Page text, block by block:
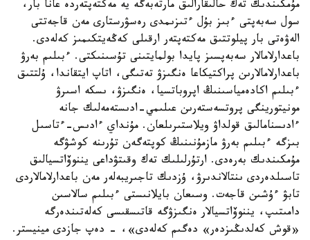
مۇمكىندىك تەك حالىقارالىق مارتەبەگە يە مەكتەپتەردە عانا بار،
سول سەبەپتى ءبىز بۇل ءتىزىمدى رەسۋرستارى مەن قاجەتتى
الەۋەتى بار پيلوتتىق مەكتەپتەر ارقىلى كەڭەيتكىمىز كەلەدى.
باعدارلامالار سەبەپسىز پايدا بولمايتىنى تۇسىنىكتى. ءبىلىم بەرۋ
باعدارلامالارىن پراكتيكاعا ەنگىزۋ تەتىگى، اتاپ ايتقاندا، ۇلتتىق
ءبىلىم اكادەمياسىنىڭ اپروباتسيا، ەنگىزۋ، ىسكە اسىرۋ
مونيتورينگى پروتسەستەرىن عىلىمي-ادىستەمەلىك جانە
ءادىسنامالىق قولداۋ ويلاستىرىلعان. مۇنداي ءادىس-ءتاسىل
بىزگە ءبىلىم بەرۋ مازمۇنىنىڭ كوپتەگەن تۇرىنە كوشۋگە
مۇمكىندىك بەرەدى. ارتۇرلىلىك تەك وقىتۋداعى يننوۆاتسيالىق
تاسىلدەردى ىنتالاندىرۋ، ۇزدىك تاجىريبەلەر مەن باعدارلامالاردى
تابۋ ءۇشىن قاجەت. وسىعان بايلانىستى ءبىلىم سالاسىن
دامىتىپ، يننوۆاتسيالار ەنگىزۋگە قاتىسقىسى كەلەتىندەرگە
«قوش كەلدىڭىزدەر» دەگىم كەلەدى»، - دەپ جازدى مينيستر.